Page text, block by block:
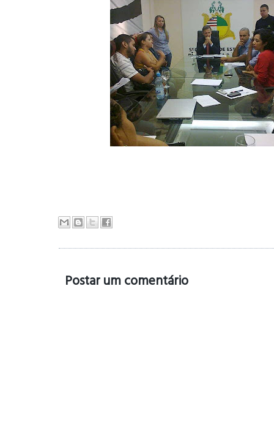
Postar um comentário